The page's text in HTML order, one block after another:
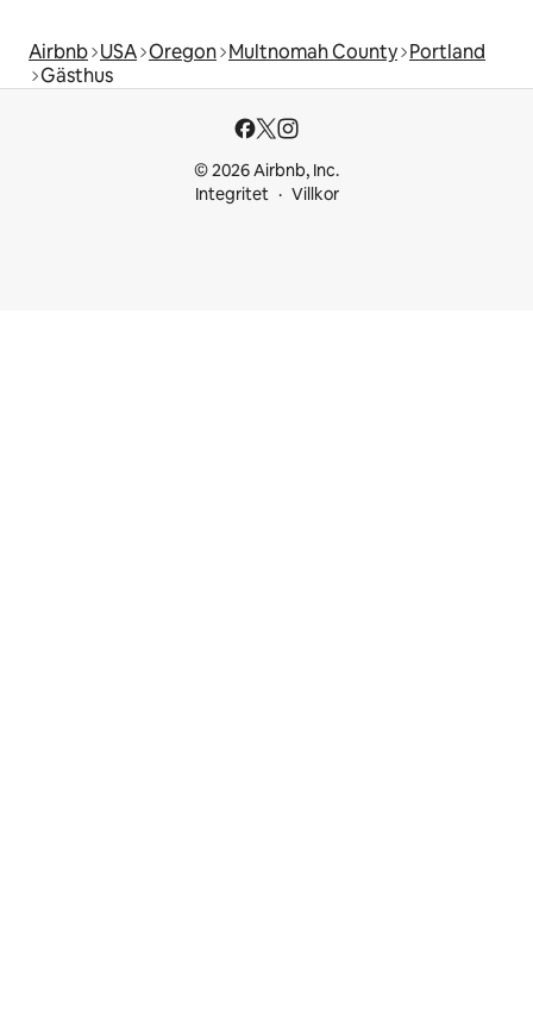
Airbnb USA Oregon Multnomah County Portland
Gästhus
© 2026 Airbnb, Inc.
Integritet
Villkor